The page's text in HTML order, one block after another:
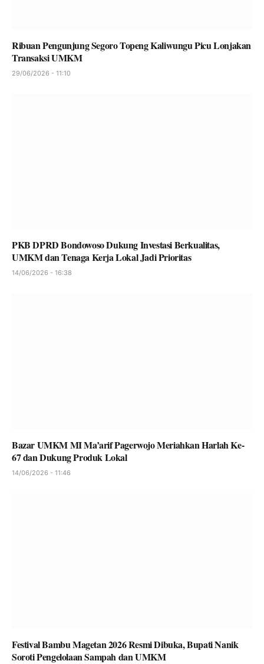
Ribuan Pengunjung Segoro Topeng Kaliwungu Picu Lonjakan
Transaksi UMKM
29/06/2026 - 11:10
PKB DPRD Bondowoso Dukung Investasi Berkualitas,
UMKM dan Tenaga Kerja Lokal Jadi Prioritas
14/06/2026 - 16:38
Bazar UMKM MI Ma’arif Pagerwojo Meriahkan Harlah Ke-
67 dan Dukung Produk Lokal
14/06/2026 - 11:46
Festival Bambu Magetan 2026 Resmi Dibuka, Bupati Nanik
Soroti Pengelolaan Sampah dan UMKM